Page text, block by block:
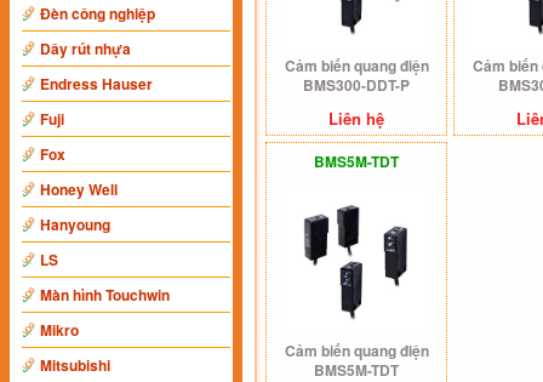
Đèn công nghiệp
Dây rút nhựa
Endress Hauser
Fuji
Fox
Honey Well
Hanyoung
LS
Màn hình Touchwin
Mikro
Mitsubishi
Cảm biến quang điện
BMS300-DDT-P
Liên hệ
Cảm biến
BMS5M-TDT
Cảm biến quang điện
BMS5M-TDT